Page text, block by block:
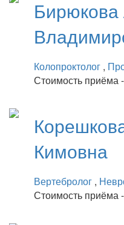
Бирюкова
Колопроктолог ,
Стоимость приёма
Кимовна
Вертебролог ,
Стоимость приёма